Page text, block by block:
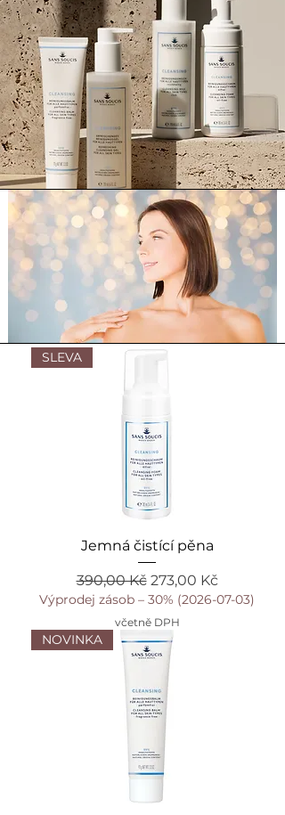
SLEVA
Jemná čistící pěna
Běžná cena
390,00 Kč Zvýhodněná cena
273,00 Kč
Výprodej zásob – 30% (2026-07-03)
včetně DPH
NOVINKA